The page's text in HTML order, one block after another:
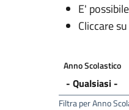
E'
Cliccare su
Anno Scolastico
Filtra per Anno